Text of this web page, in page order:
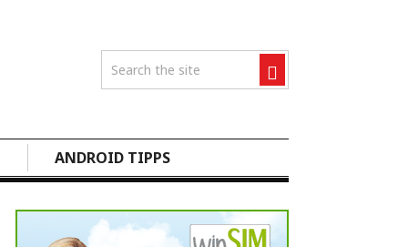
ANDROID TIPPS